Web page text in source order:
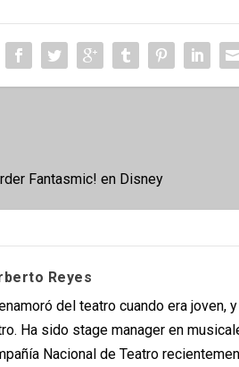
Fantasmic! en Disney
Reyes
del teatro cuando era joven,
Ha sido stage manager en
Nacional de Teatro